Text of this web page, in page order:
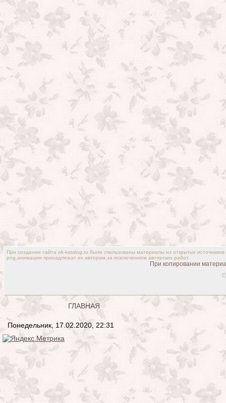
При создании сайта ok-katalog.ru были спользованы материалы из открытых
png,анимации принадлежат их авторам,за исключением авторских работ.
При копировании
ГЛАВНАЯ
Понедельник, 17.02.2020, 22:31